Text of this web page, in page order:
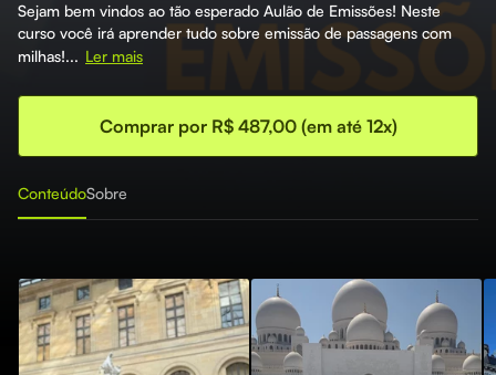
Sejam bem vindos ao tão esperado Aulão de Emissões! Neste
curso você irá aprender tudo sobre emissão de passagens com
milhas!... Ler mais
Comprar por R$ 487,00 (em até 12x)
ConteúdoSobre